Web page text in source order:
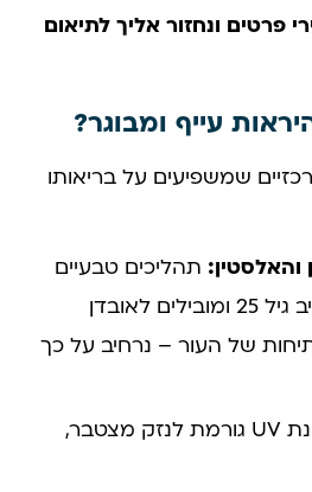
פרטים ונחזור אליך לתיאום
עייף ומבוגר?
שמשפיעים על בריאותו
והאלסטין: תהליכים טבעיים
שמתחילים כבר סביב גיל 25 ומובילים לאובדן
של העור – נרחיב על כך
קרינת UV גורמת לנזק מצטבר,